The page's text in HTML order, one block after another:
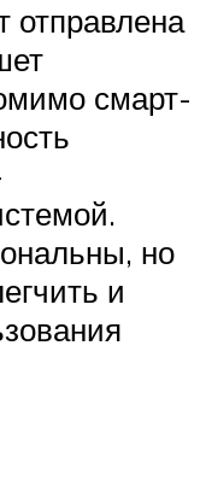
отправлена
смарт-
но
и